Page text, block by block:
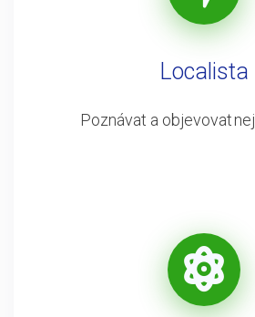
Localista
Poznávat a objevovat